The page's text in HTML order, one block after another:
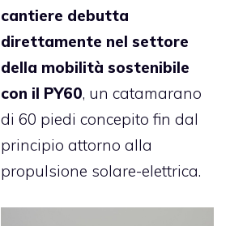
cantiere debutta
direttamente nel settore
della mobilità sostenibile
con il PY60, un catamarano
di 60 piedi concepito fin dal
principio attorno alla
propulsione solare-elettrica.